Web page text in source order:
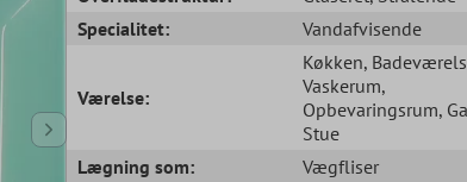
Specialitet:
Vandafvisende
Værelse:
Køkken,
Vaskerum,
Opbevaringsrum,
Stue
Lægning som:
Vægfliser